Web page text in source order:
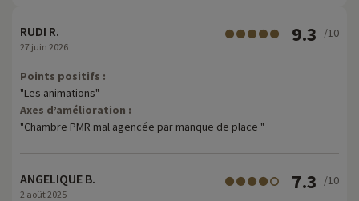
RUDI R.
27 juin 2026
9.3 /10
Points positifs :
"Les animations"
Axes d’amélioration :
"Chambre PMR mal agencée par manque de place "
ANGELIQUE B.
2 août 2025
7.3 /10